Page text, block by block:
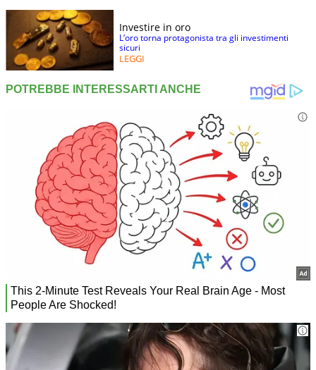
Investire in oro
L’oro torna protagonista tra gli investimenti
sicuri
LEGGI